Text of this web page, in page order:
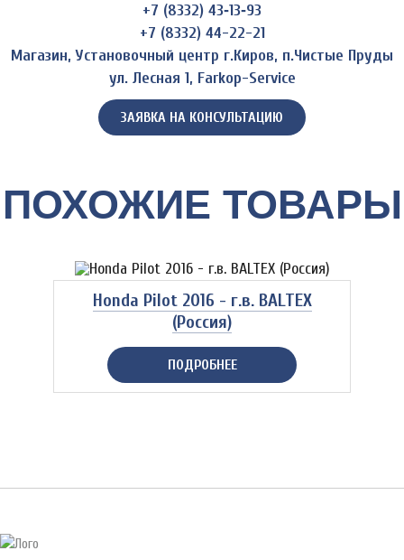
+7 (8332) 43‑13‑93
+7 (8332) 44-22-21
Магазин, Установочный центр г.Киров, п.Чистые Пруды
ул. Лесная 1, Farkop-Service
ЗАЯВКА НА КОНСУЛЬТАЦИЮ
ПОХОЖИЕ ТОВАРЫ
Honda Pilot 2016 - г.в. BALTEX
(Россия)
ПОДРОБНЕЕ